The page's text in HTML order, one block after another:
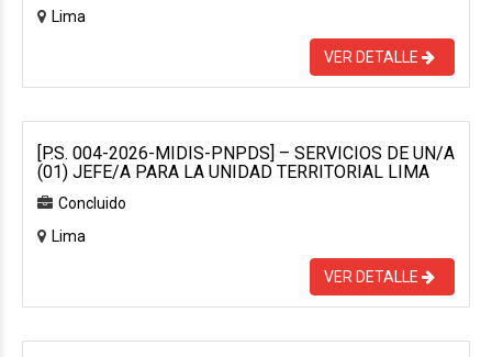
Lima
VER DETALLE
[P.S. 004-2026-MIDIS-PNPDS] – SERVICIOS DE UN/A
(01) JEFE/A PARA LA UNIDAD TERRITORIAL LIMA
Concluido
Lima
VER DETALLE